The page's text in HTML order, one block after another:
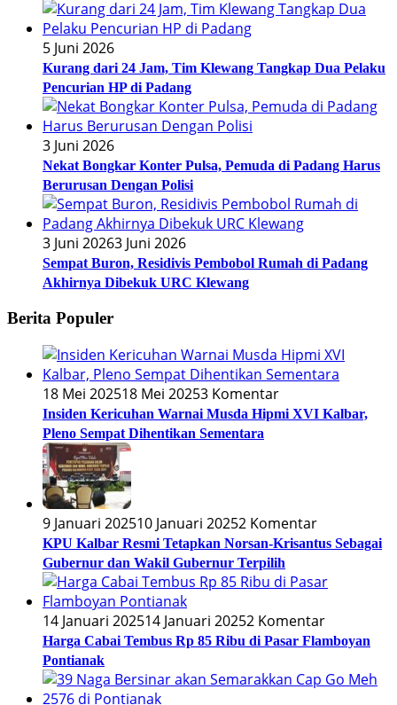
5 Juni 2026
Kurang dari 24 Jam, Tim Klewang Tangkap Dua Pelaku
Pencurian HP di Padang
3 Juni 2026
Nekat Bongkar Konter Pulsa, Pemuda di Padang Harus
Berurusan Dengan Polisi
3 Juni 20263 Juni 2026
Sempat Buron, Residivis Pembobol Rumah di Padang
Akhirnya Dibekuk URC Klewang
Berita Populer
18 Mei 202518 Mei 20253 Komentar
Insiden Kericuhan Warnai Musda Hipmi XVI Kalbar,
Pleno Sempat Dihentikan Sementara
9 Januari 202510 Januari 20252 Komentar
KPU Kalbar Resmi Tetapkan Norsan-Krisantus Sebagai
Gubernur dan Wakil Gubernur Terpilih
14 Januari 202514 Januari 20252 Komentar
Harga Cabai Tembus Rp 85 Ribu di Pasar Flamboyan
Pontianak